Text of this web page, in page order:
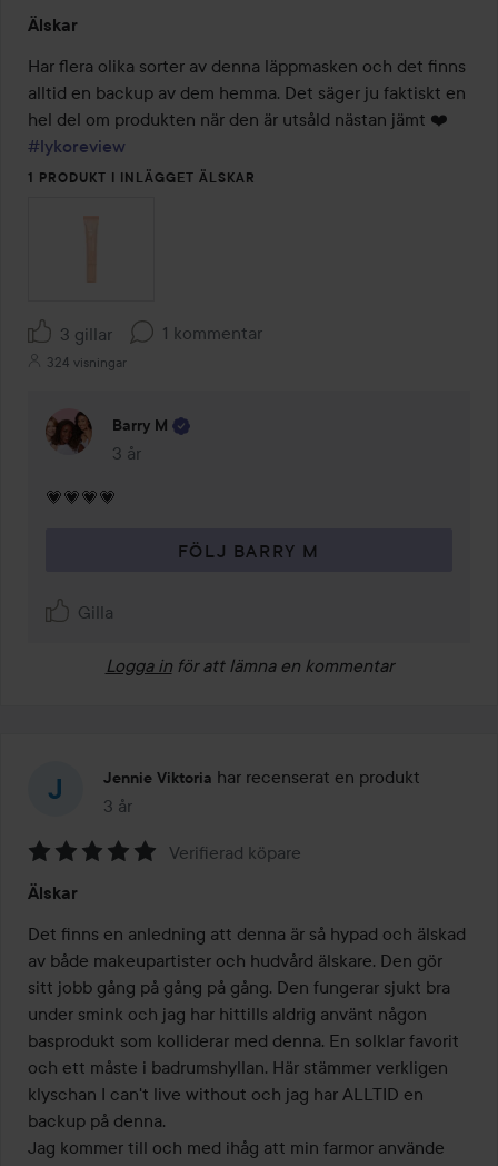
5
av
5
Älskar
Har flera olika sorter av denna läppmasken och det finns
alltid en backup av dem hemma. Det säger ju faktiskt en
hel del om produkten när den är utsåld nästan jämt ❤️
#lykoreview
1 PRODUKT I INLÄGGET ÄLSKAR
3 gillar 1 kommentar
324 visningar
Barry M
3 år
Kommentaren lades 3 år
💗💗💗💗
FÖLJ BARRY M
Gilla
Logga in för att lämna en kommentar
Jennie Viktoria har recenserat en produkt
3 år
Inlägget skapades 3 år
5
av
5
Verifierad köpare
Älskar
Det finns en anledning att denna är så hypad och älskad
av både makeupartister och hudvård älskare. Den gör
sitt jobb gång på gång på gång. Den fungerar sjukt bra
under smink och jag har hittills aldrig använt någon
basprodukt som kolliderar med denna. En solklar favorit
och ett måste i badrumshyllan. Här stämmer verkligen
klyschan I can't live without och jag har ALLTID en
backup på denna.
Jag kommer till och med ihåg att min farmor använde